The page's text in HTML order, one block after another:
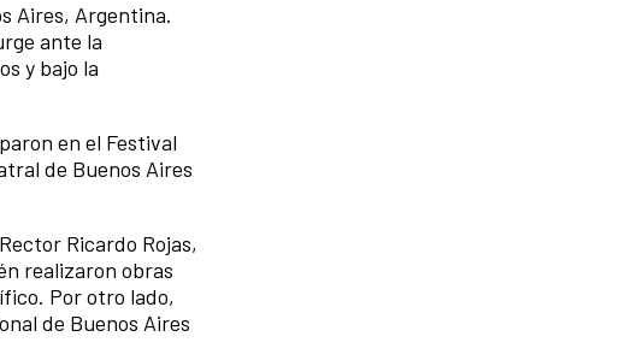
Aires, Argentina.
ante la
y bajo la
en el Festival
de Buenos Aires
Ricardo Rojas,
realizaron obras
Por otro lado,
de Buenos Aires